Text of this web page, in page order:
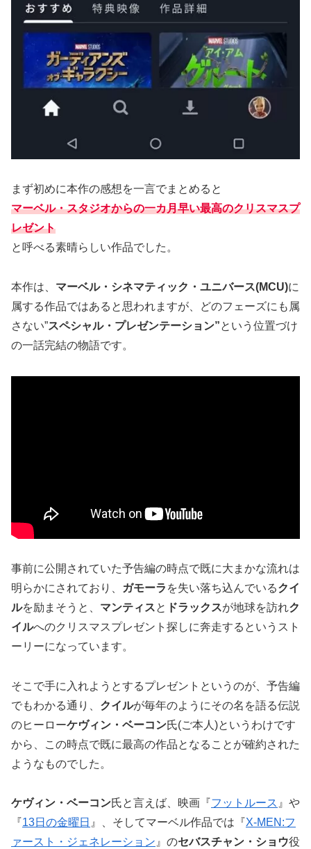
まず初めに本作の感想を一言でまとめると
マーベル・スタジオからの一カ月早い最高のクリスマスプ
レゼント
と呼べる素晴らしい作品でした。
本作は、 マーベル・シネマティック・ユニバース(MCU)に
属する作品ではあると思われますが、どのフェーズにも属
さない”スペシャル・プレゼンテーション”という位置づけ
の一話完結の物語です。
事前に公開されていた予告編の時点で既に大まかな流れは
明らかにされており、
ガモーラ を失い落ち込んでいるクイ
ルを励まそうと、 マンティスと ドラックスが地球を訪れク
イルへのクリスマスプレゼント探しに奔走するというスト
ーリーになっています。
そこで手に入れようとするプレゼントというのが、予告編
でもわかる通り、 クイルが毎年のようにその名を語る伝説
のヒーローケヴィン・ベーコン氏(ご本人)というわけです
から、この時点で既に最高の作品となることが確約された
ようなものでした。
ケヴィン・ベーコン氏と言えば、映画『フットルース 』や
『13日の金曜日 』、そしてマーベル作品では『X-MEN:フ
ァースト・ジェネレーション 』のセバスチャン・ショウ役